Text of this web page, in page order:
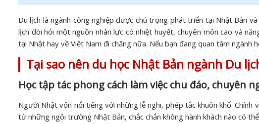
Du lịch là ngành công nghiệp được chú trọng phát triển tại Nhật Bản
lịch đòi hỏi một nguồn nhân lực có nhiệt huyết, chuyên môn cao và
tại Nhật hay về Việt Nam đi chăng nữa. Nếu bạn đang quan tâm
Tại sao nên du học Nhật Bản ngành Du
Học tập tác phong cách làm việc chu đáo, chuyên
Người Nhật vốn nổi tiếng với những lễ nghi, phép tắc khuôn khổ.
từ những ngôi trường Nhật Bản, chắc chắn không hành khách nào có